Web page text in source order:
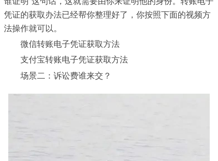
凭证的获取办法已经帮你整理好了，你按照下面的视频方
法操作就可以。
微信转账电子凭证获取方法
支付宝转账电子凭证获取方法
场景二：诉讼费谁来交？